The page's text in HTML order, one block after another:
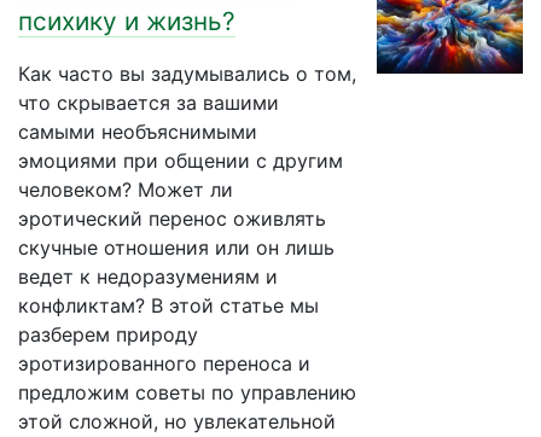
психику и жизнь?
Как часто вы задумывались о том,
что скрывается за вашими
самыми необъяснимыми
эмоциями при общении с другим
человеком? Может ли
эротический перенос оживлять
скучные отношения или он лишь
ведет к недоразумениям и
конфликтам? В этой статье мы
разберем природу
эротизированного переноса и
предложим советы по управлению
этой сложной, но увлекательной